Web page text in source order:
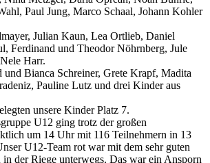
Paul Jung, Marco Schaal, Johann Kohler
Julian Kaun, Lea Ortlieb, Daniel
Ferdinand und Theodor Nöhrnberg, Jule
Harr.
und Bianca Schreiner, Grete Krapf, Madita
Pauline Lutz und drei Kinder aus
unsere Kinder Platz 7.
U12 ging trotz der großen
um 14 Uhr mit 116 Teilnehmern in 13
U12-Team rot war mit dem sehr guten
in der Riege unterwegs. Das war ein Ansporn